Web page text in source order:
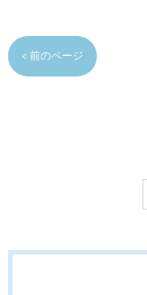
< 前のページ